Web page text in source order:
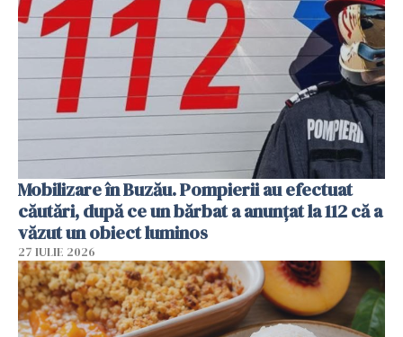
Mobilizare în Buzău. Pompierii au efectuat
căutări, după ce un bărbat a anunțat la 112 că a
văzut un obiect luminos
27 IULIE 2026